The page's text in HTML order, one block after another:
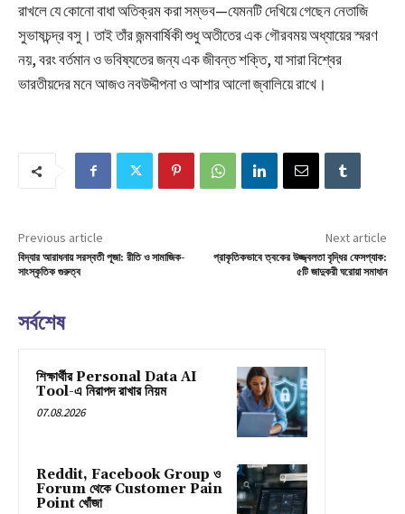
রাখলে যে কোনো বাধা অতিক্রম করা সম্ভব—যেমনটি দেখিয়ে গেছেন নেতাজি
সুভাষচন্দ্র বসু। তাই তাঁর জন্মবার্ষিকী শুধু অতীতের এক গৌরবময় অধ্যায়ের স্মরণ
নয়, বরং বর্তমান ও ভবিষ্যতের জন্য এক জীবন্ত শক্তি, যা সারা বিশ্বের
ভারতীয়দের মনে আজও নবউদ্দীপনা ও আশার আলো জ্বালিয়ে রাখে।
Previous article
বিদ্যার আরাধনায় সরস্বতী পূজা: রীতি ও সামাজিক-
সাংস্কৃতিক গুরুত্ব
Next article
প্রাকৃতিকভাবে ত্বকের উজ্জ্বলতা বৃদ্ধির ফেসপ্যাক:
৫টি জাদুকরী ঘরোয়া সমাধান
সর্বশেষ
শিক্ষার্থীর Personal Data AI
Tool-এ নিরাপদ রাখার নিয়ম
07.08.2026
Reddit, Facebook Group ও
Forum থেকে Customer Pain
Point খোঁজা